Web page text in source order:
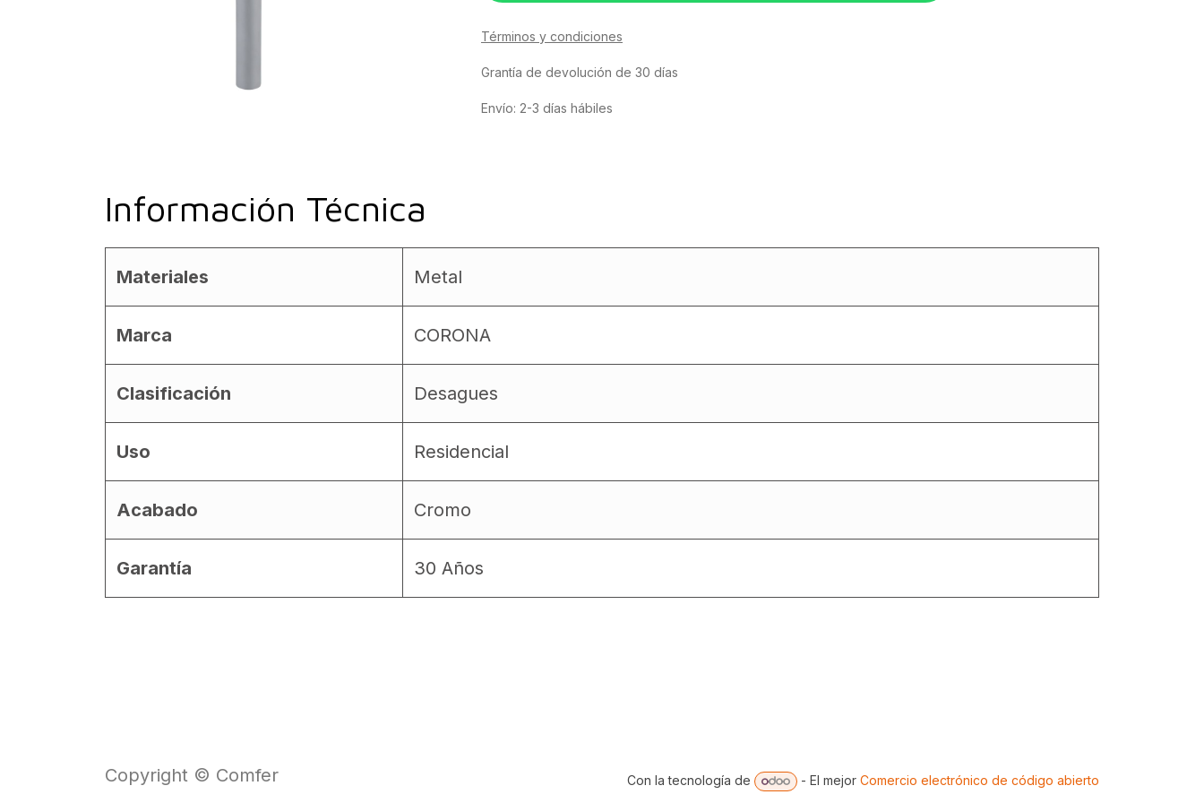
Términos y condiciones
Grantía de devolución de 30 días
Envío: 2-3 días hábiles
Información Técnica
Materiales Metal
Marca CORONA
Clasificación Desagues
Uso Residencial
Acabado Cromo
Garantía 30 Años
Copyright © Comfer Con la tecnología de - El mejor Comercio electrónico de código abierto